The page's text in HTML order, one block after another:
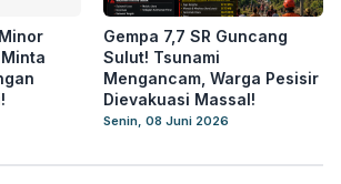
Gempa 7,7 SR Guncang
Sulut! Tsunami
Mengancam, Warga Pesisir
Dievakuasi Massal!
Senin, 08 Juni 2026